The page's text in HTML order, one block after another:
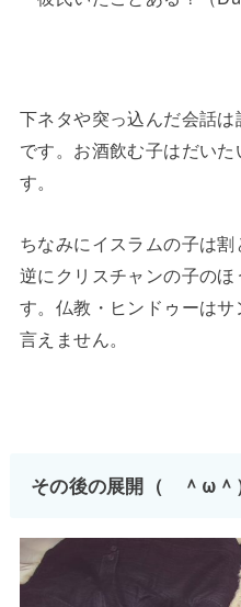
下ネタや突っ込んだ会話
です。お酒飲む子はだい
す。
ちなみにイスラムの子は割
逆にクリスチャンの子の
す。仏教・ヒンドゥーは
言えません。
その後の展開（ ＾ω＾